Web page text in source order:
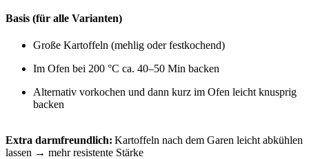
Basis (für alle Varianten)
Große Kartoffeln (mehlig oder festkochend)
Im Ofen bei 200 °C ca. 40–50 Min backen
Alternativ vorkochen und dann kurz im Ofen leicht knusprig
backen
Extra darmfreundlich: Kartoffeln nach dem Garen leicht abkühlen
lassen → mehr resistente Stärke